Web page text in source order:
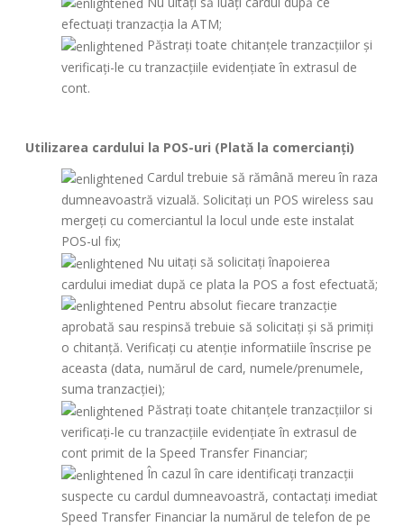
efectuați tranzacţia la ATM;
Păstrați toate chitanţele tranzacţiilor şi
verificați-le cu tranzacţiile evidenţiate în extrasul de
cont.
Utilizarea cardului la POS-uri (Plată la comercianți)
Cardul trebuie să rămână mereu în raza
dumneavoastră vizuală. Solicitați un POS wireless sau
mergeți cu comerciantul la locul unde este instalat
POS-ul fix;
Nu uitați să solicitaţi înapoierea
cardului imediat după ce plata la POS a fost efectuată;
Pentru absolut fiecare tranzacție
aprobată sau respinsă trebuie să solicitați și să primiți
o chitanță. Verificați cu atenţie informatiile înscrise pe
aceasta (data, numărul de card, numele/prenumele,
suma tranzacţiei);
Păstrați toate chitanţele tranzacţiilor si
verificați-le cu tranzacţiile evidenţiate în extrasul de
cont primit de la Speed Transfer Financiar;
În cazul în care identificați tranzacții
suspecte cu cardul dumneavoastră, contactați imediat
Speed Transfer Financiar la numărul de telefon de pe